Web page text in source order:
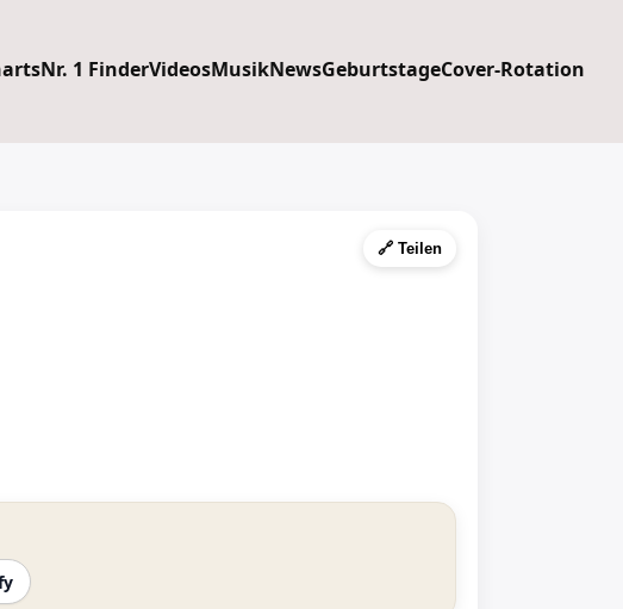
Nr. 1 FinderVideosMusikNewsGeburtstageCover-Rotation
🔗 Teilen